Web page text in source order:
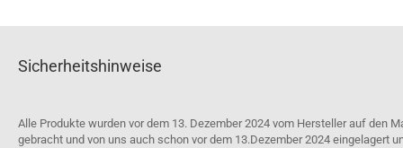
Sicherheitshinweise
Alle Produkte wurden vor dem 13. Dezember 2024 vom Hersteller auf den
gebracht und von uns auch schon vor dem 13.Dezember 2024 eingelagert